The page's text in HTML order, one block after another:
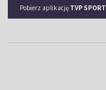
Pobierz aplikację TVP SPORT